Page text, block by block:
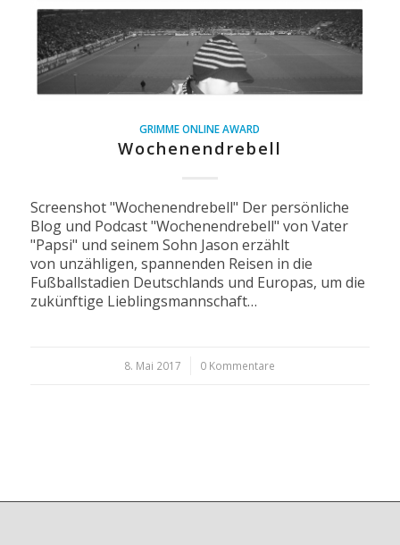
GRIMME ONLINE AWARD
Wochenendrebell
Screenshot "Wochenendrebell" Der persönliche
Blog und Podcast "Wochenendrebell" von Vater
"Papsi" und seinem Sohn Jason erzählt
von unzähligen, spannenden Reisen in die
Fußballstadien Deutschlands und Europas, um die
zukünftige Lieblingsmannschaft…
8. Mai 2017
/ 0 Kommentare